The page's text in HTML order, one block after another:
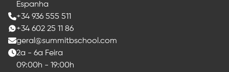
Espanha
+34 936 555 511
+34 602 25 11 86
geral@summitbschool.com
2a - 6a Feira
09:00h - 19:00h